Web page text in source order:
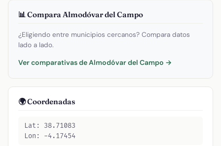
📊 Compara Almodóvar del Campo
¿Eligiendo entre municipios cercanos? Compara datos
lado a lado.
Ver comparativas de Almodóvar del Campo →
🌍 Coordenadas
Lat: 38.71083
Lon: -4.17454